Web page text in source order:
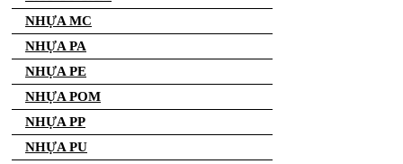
NHỰA MC
NHỰA PA
NHỰA PE
NHỰA POM
NHỰA PP
NHỰA PU